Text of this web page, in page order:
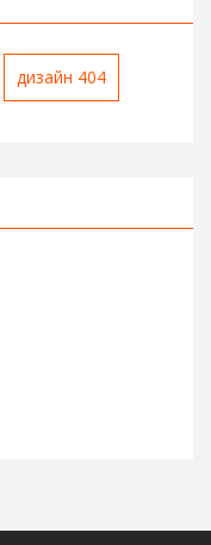
дизайн 404